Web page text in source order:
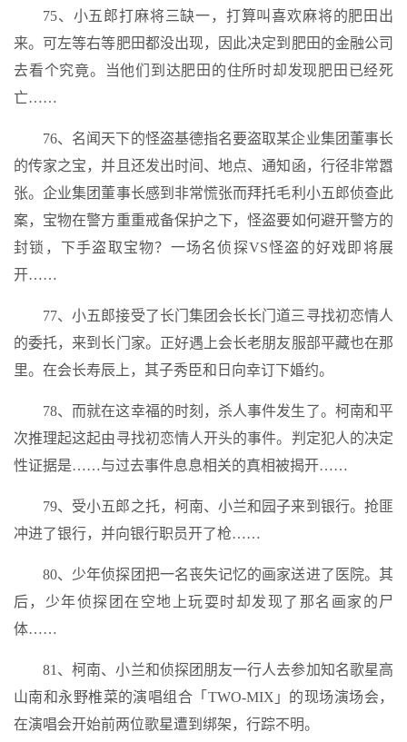
75、小五郎打麻将三缺一，打算叫喜欢麻将的肥田出
来。可左等右等肥田都没出现，因此决定到肥田的金融公司
去看个究竟。当他们到达肥田的住所时却发现肥田已经死
亡……
76、名闻天下的怪盗基德指名要盗取某企业集团董事长
的传家之宝，并且还发出时间、地点、通知函，行径非常嚣
张。企业集团董事长感到非常慌张而拜托毛利小五郎侦查此
案，宝物在警方重重戒备保护之下，怪盗要如何避开警方的
封锁，下手盗取宝物？一场名侦探VS怪盗的好戏即将展
开……
77、小五郎接受了长门集团会长长门道三寻找初恋情人
的委托，来到长门家。正好遇上会长老朋友服部平藏也在那
里。在会长寿辰上，其子秀臣和日向幸订下婚约。
78、而就在这幸福的时刻，杀人事件发生了。柯南和平
次推理起这起由寻找初恋情人开头的事件。判定犯人的决定
性证据是……与过去事件息息相关的真相被揭开……
79、受小五郎之托，柯南、小兰和园子来到银行。抢匪
冲进了银行，并向银行职员开了枪……
80、少年侦探团把一名丧失记忆的画家送进了医院。其
后，少年侦探团在空地上玩耍时却发现了那名画家的尸
体……
81、柯南、小兰和侦探团朋友一行人去参加知名歌星高
山南和永野椎菜的演唱组合「TWO-MIX」的现场演场会，
在演唱会开始前两位歌星遭到绑架，行踪不明。